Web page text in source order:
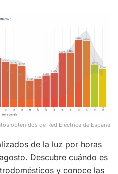
obtenidos de Red Eléctrica de España
de la luz por horas
Descubre cuándo es
y conoce las